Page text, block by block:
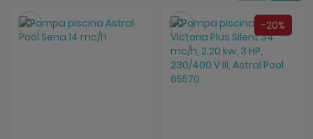
Salveaza -20%
Salveaza